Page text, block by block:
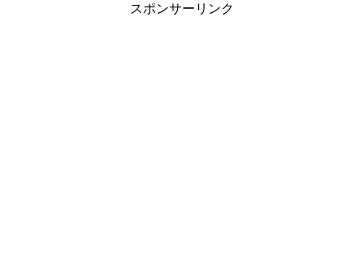
スポンサーリンク